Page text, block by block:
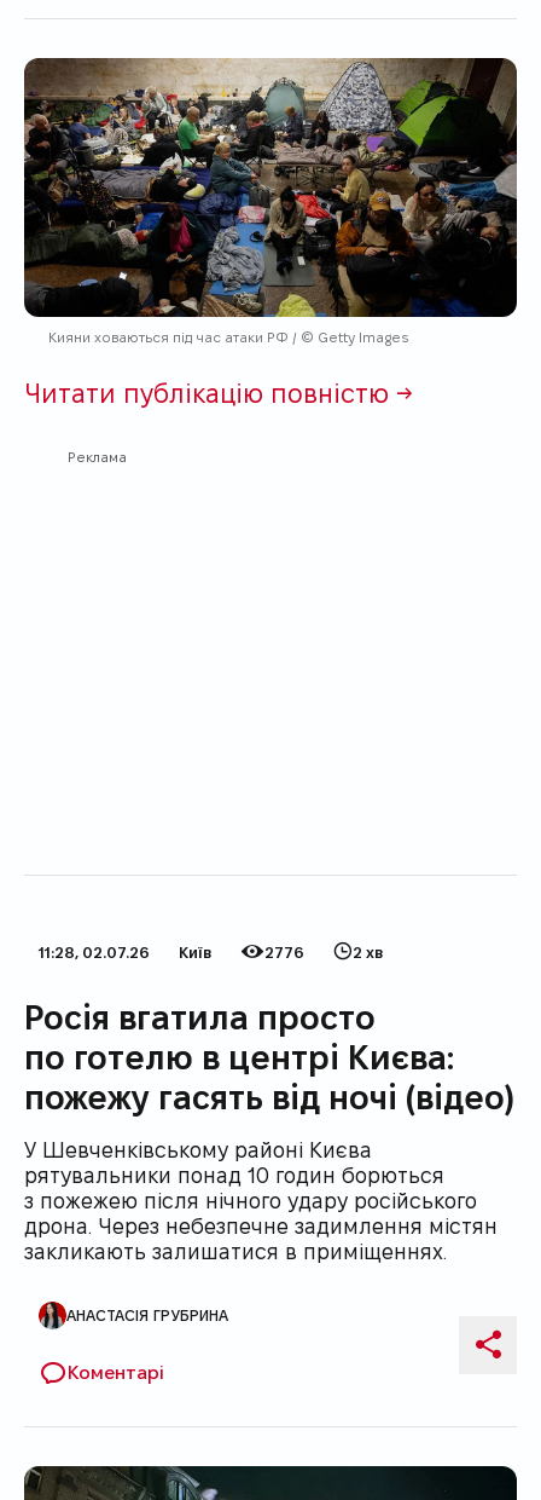
Кияни ховаються під час атаки РФ / © Getty Images
Читати публікацію повністю →
Реклама
Дата публікації
11:28, 02.07.26
Категорія
Київ
Кількість переглядів
2776
Час на прочитання
2 хв
Росія вгатила просто
по готелю в центрі Києва:
пожежу гасять від ночі (відео)
У Шевченківському районі Києва
рятувальники понад 10 годин борються
з пожежею після нічного удару російського
дрона. Через небезпечне задимлення містян
закликають залишатися в приміщеннях.
Автор публікації
АНАСТАСІЯ ГРУБРИНА
Коментарі